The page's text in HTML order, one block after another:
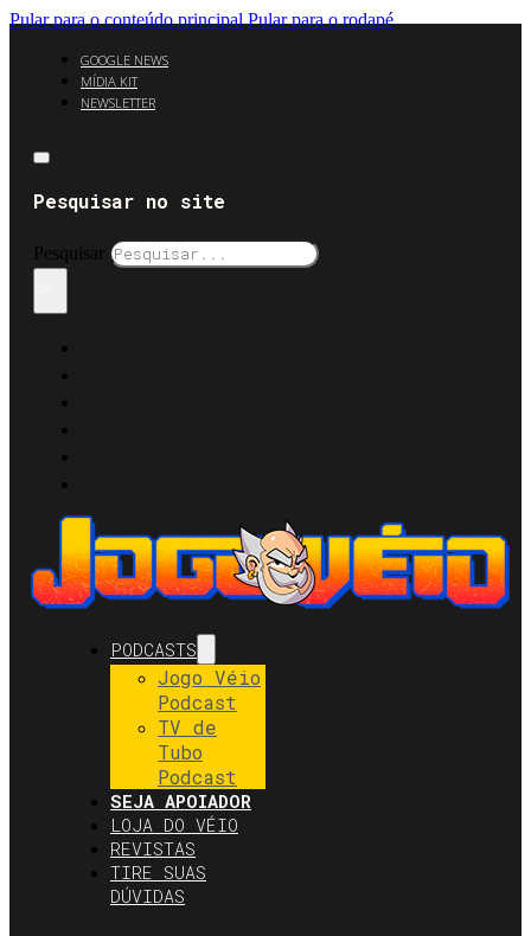
Pular para o conteúdo principal Pular para o rodapé
GOOGLE NEWS
MÍDIA KIT
NEWSLETTER
Pesquisar no site
Pesquisar
PODCASTS
Jogo Véio
Podcast
TV de
Tubo
Podcast
SEJA APOIADOR
LOJA DO VÉIO
REVISTAS
TIRE SUAS
DÚVIDAS